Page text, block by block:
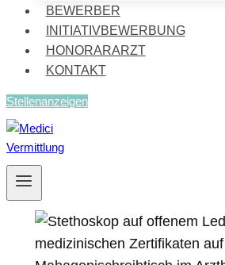
BEWERBER
INITIATIVBEWERBUNG
HONORARARZT
KONTAKT
Stellenanzeigen